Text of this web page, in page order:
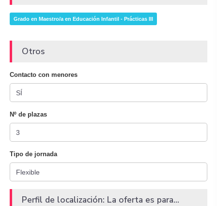
Grado en Maestro/a en Educación Infantil - Prácticas III
Otros
Contacto con menores
Nº de plazas
Tipo de jornada
Perfil de localización: La oferta es para...